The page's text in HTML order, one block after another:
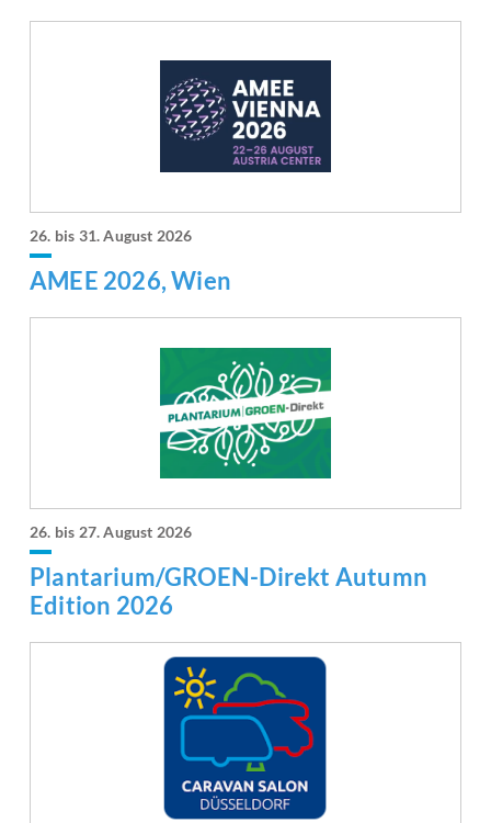
26. bis 31. August 2026
AMEE 2026, Wien
26. bis 27. August 2026
Plantarium/GROEN-Direkt Autumn
Edition 2026